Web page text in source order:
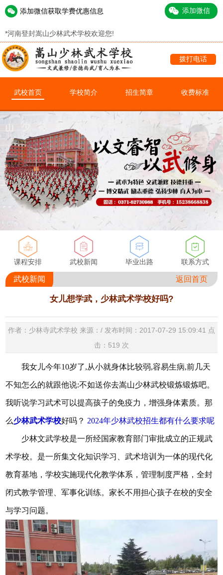
添加微信获取学费优惠信息
*河南登封嵩山少林武术学校欢迎您!
拨打电话
武校首页 学校简介 招生简章 收费标准
课程安排 武校新闻 毕业出路 联系方式
武校新闻 返回首页
女儿想学武，少林武术学校好吗?
作者：少林寺武术学校 来源：/ 发布时间：2017-07-29 15:09:41 点
击： 519 次
我女儿今年10岁了,从小就身体比较弱,容易生病,前几天
不知怎么的就跟他说:不如送你去嵩山少林武校锻炼锻炼吧。
我听说学习武术可以提高孩子的免疫力，增强身体素质。那
么少林武术学校好吗？ 2024年少林武校招生都有什么要求呢
少林文武学校是一所经国家教育部门审批成立的正规武
术学校。是一所集文化知识学习、武术培训为一体的现代化
教育基地，学校实施现代化教学体系，管理制度严格，全封
闭式教学管理、军事化训练。家长不用担心孩子在校的安全
与学习问题。